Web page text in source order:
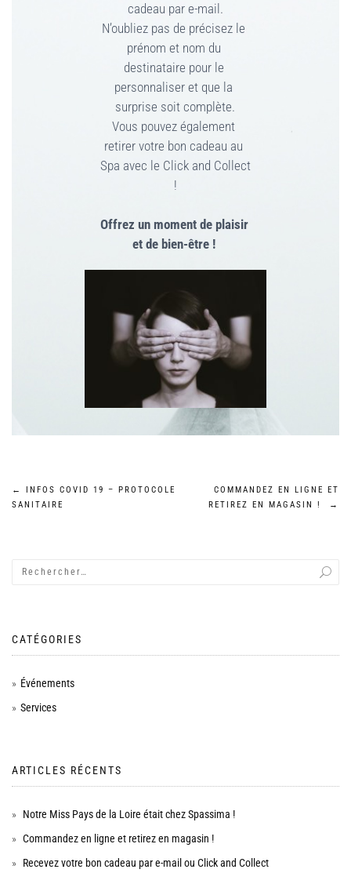
cadeau par e-mail.
N’oubliez pas de précisez le
prénom et nom du
destinataire pour le
personnaliser et que la
surprise soit complète.
Vous pouvez également
retirer votre bon cadeau au
Spa avec le Click and Collect
!
Offrez un moment de plaisir
et de bien-être !
Navigation
←
INFOS COVID 19 – PROTOCOLE
SANITAIRE
COMMANDEZ EN LIGNE ET
RETIREZ EN MAGASIN !
→
CATÉGORIES
Événements
Services
ARTICLES RÉCENTS
Notre Miss Pays de la Loire était chez Spassima !
Commandez en ligne et retirez en magasin !
Recevez votre bon cadeau par e-mail ou Click and Collect